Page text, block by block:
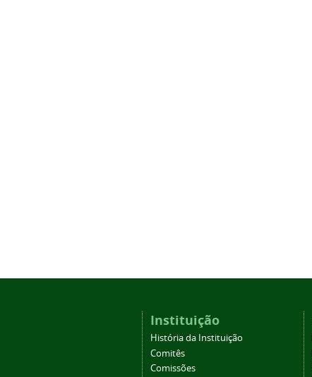
Instituição
História da Instituição
Comitês
Comissões